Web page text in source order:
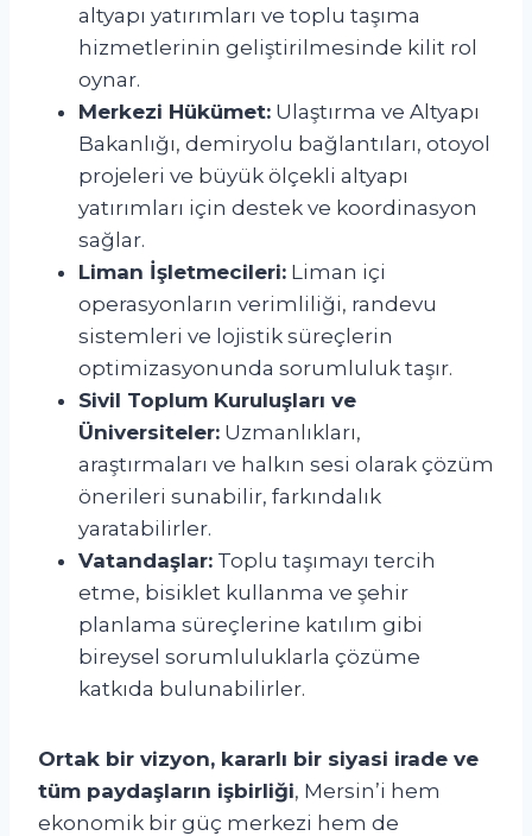
altyapı yatırımları ve toplu taşıma
hizmetlerinin geliştirilmesinde kilit rol
oynar.
Merkezi Hükümet: Ulaştırma ve Altyapı
Bakanlığı, demiryolu bağlantıları, otoyol
projeleri ve büyük ölçekli altyapı
yatırımları için destek ve koordinasyon
sağlar.
Liman İşletmecileri: Liman içi
operasyonların verimliliği, randevu
sistemleri ve lojistik süreçlerin
optimizasyonunda sorumluluk taşır.
Sivil Toplum Kuruluşları ve
Üniversiteler: Uzmanlıkları,
araştırmaları ve halkın sesi olarak çözüm
önerileri sunabilir, farkındalık
yaratabilirler.
Vatandaşlar: Toplu taşımayı tercih
etme, bisiklet kullanma ve şehir
planlama süreçlerine katılım gibi
bireysel sorumluluklarla çözüme
katkıda bulunabilirler.
Ortak bir vizyon, kararlı bir siyasi irade ve
tüm paydaşların işbirliği, Mersin’i hem
ekonomik bir güç merkezi hem de